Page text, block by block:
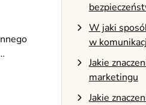
W jaki
w
Jakie
marketingu
Jakie